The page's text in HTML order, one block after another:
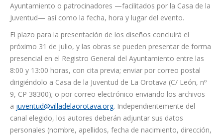
Ayuntamiento o patrocinadores —facilitados por la Casa de la
Juventud— así como la fecha, hora y lugar del evento.
El plazo para la presentación de los diseños concluirá el
próximo 31 de julio, y las obras se pueden presentar de forma
presencial en el Registro General del Ayuntamiento entre las
8:00 y 13:00 horas, con cita previa; enviar por correo postal
dirigiéndolo a Casa de la Juventud de La Orotava (C/ León, nº
9, CP 38300); o por correo electrónico enviando los archivos
a juventud@villadelaorotava.org. Independientemente del
canal elegido, los autores deberán adjuntar sus datos
personales (nombre, apellidos, fecha de nacimiento, dirección,